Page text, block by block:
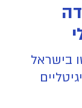
בישראל